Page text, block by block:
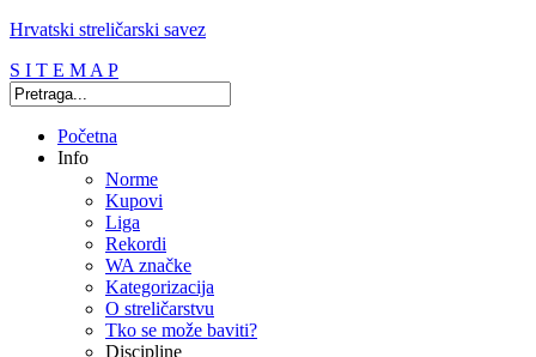
Hrvatski streličarski savez
S I T E M A P
Početna
Info
Norme
Kupovi
Liga
Rekordi
WA značke
Kategorizacija
O streličarstvu
Tko se može baviti?
Discipline